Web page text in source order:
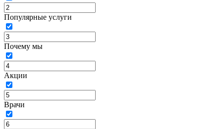
Популярные услуги
Почему мы
Акции
Врачи